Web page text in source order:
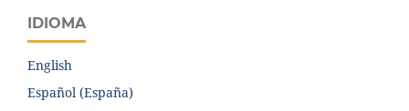
IDIOMA
English
Español (España)